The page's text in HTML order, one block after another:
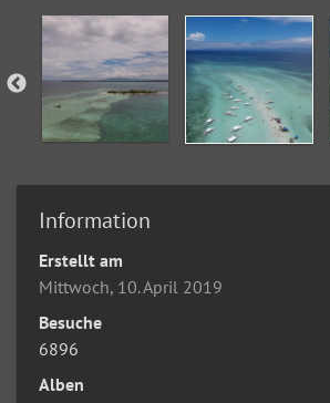
Information
Erstellt am
Mittwoch, 10. April 2019
Besuche
6896
Alben